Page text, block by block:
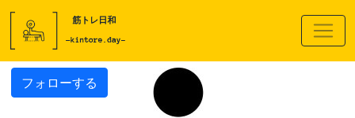
フォローする